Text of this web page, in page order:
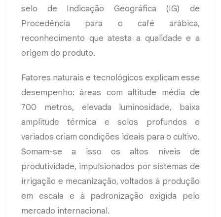
selo de Indicação Geográfica (IG) de
Procedência para o café arábica,
reconhecimento que atesta a qualidade e a
origem do produto.
Fatores naturais e tecnológicos explicam esse
desempenho: áreas com altitude média de
700 metros, elevada luminosidade, baixa
amplitude térmica e solos profundos e
variados criam condições ideais para o cultivo.
Somam-se a isso os altos níveis de
produtividade, impulsionados por sistemas de
irrigação e mecanização, voltados à produção
em escala e à padronização exigida pelo
mercado internacional.